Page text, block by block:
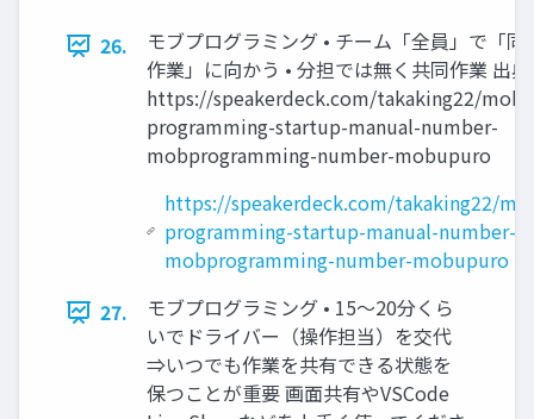
26.
モブプログラミング • チーム「全員」で「同
作業」に向かう • 分担では無く共同作業 出
https://speakerdeck.com/takaking22/mob-
programming-startup-manual-number-
mobprogramming-number-mobupuro
https://speakerdeck.com/takaking22/
programming-startup-manual-number-
mobprogramming-number-mobupuro
27.
モブプログラミング • 15～20分くら
いでドライバー（操作担当）を交代
⇒いつでも作業を共有できる状態を
保つことが重要 画面共有やVSCode